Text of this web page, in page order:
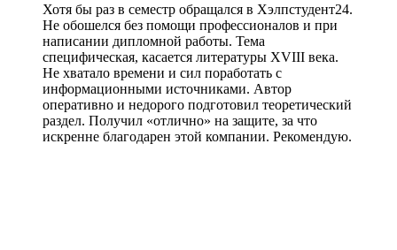
Хотя бы раз в семестр обращался в Хэлпстудент24.
Не обошелся без помощи профессионалов и при
написании дипломной работы. Тема
специфическая, касается литературы XVIII века.
Не хватало времени и сил поработать с
информационными источниками. Автор
оперативно и недорого подготовил теоретический
раздел. Получил «отлично» на защите, за что
искренне благодарен этой компании. Рекомендую.